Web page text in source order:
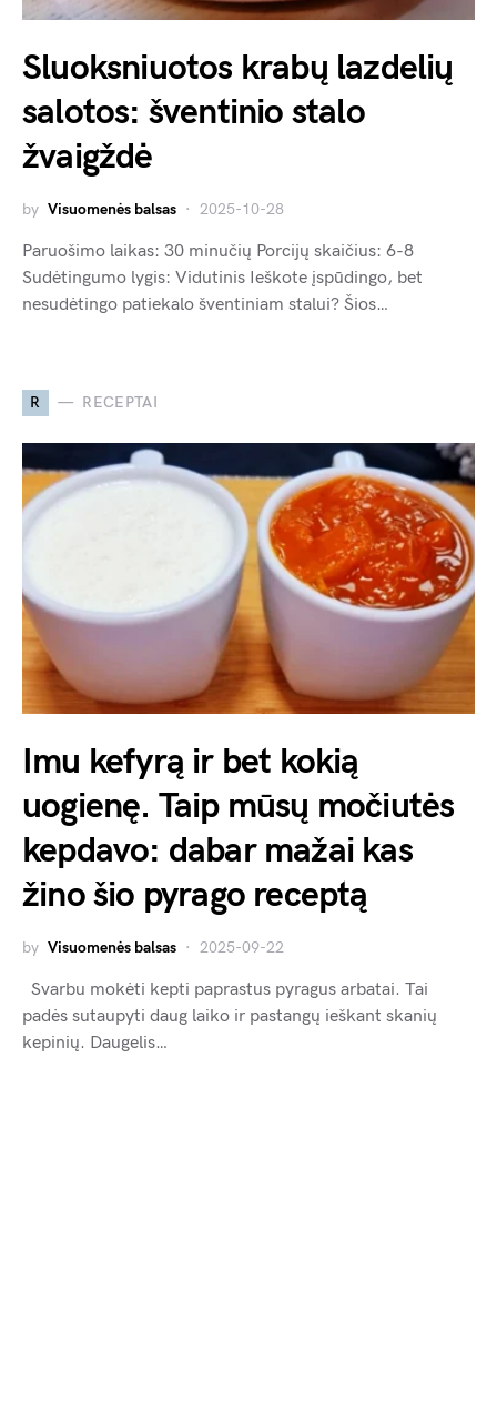
Sluoksniuotos krabų lazdelių
salotos: šventinio stalo
žvaigždė
by Visuomenės balsas 2025-10-28
Paruošimo laikas: 30 minučių Porcijų skaičius: 6-8
Sudėtingumo lygis: Vidutinis Ieškote įspūdingo, bet
nesudėtingo patiekalo šventiniam stalui? Šios…
R RECEPTAI
Imu kefyrą ir bet kokią
uogienę. Taip mūsų močiutės
kepdavo: dabar mažai kas
žino šio pyrago receptą
by Visuomenės balsas 2025-09-22
Svarbu mokėti kepti paprastus pyragus arbatai. Tai
padės sutaupyti daug laiko ir pastangų ieškant skanių
kepinių. Daugelis…